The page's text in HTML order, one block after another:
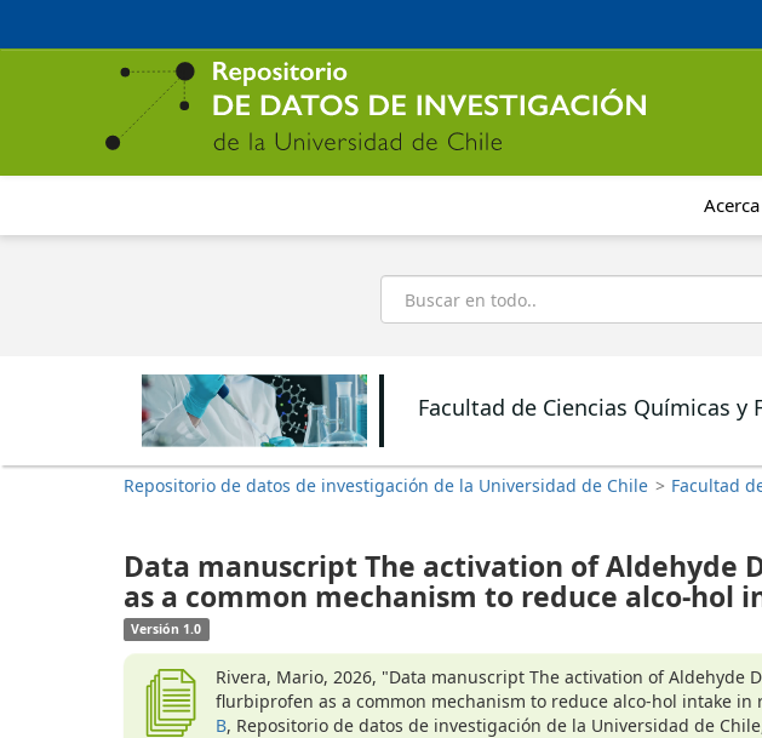
contenido
Buscar
Facultad de Ciencias Químicas y
Repositorio de datos de investigación de la Universidad de Chile > Facultad
Data manuscript The activation of Aldehyde
as a common mechanism to reduce alco-hol
Versión 1.0
Rivera, Mario, 2026, "Data manuscript The activation of Aldehyde
flurbiprofen as a common mechanism to reduce alco-hol intake in
B, Repositorio de datos de investigación de la Universidad de